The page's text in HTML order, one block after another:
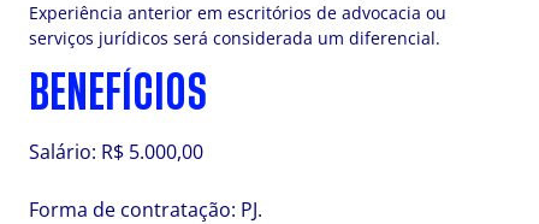
Experiência anterior em escritórios de advocacia ou
serviços jurídicos será considerada um diferencial.
BENEFÍCIOS
Salário: R$ 5.000,00
Forma de contratação: PJ.